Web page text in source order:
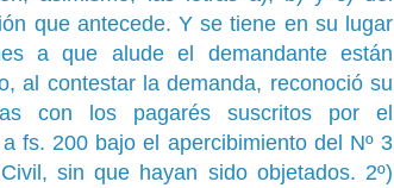
que antecede. Y se tiene en su lugar
a que alude el demandante están
al contestar la demanda, reconoció su
con los pagarés suscritos por el
fs. 200 bajo el apercibimiento del Nº 3
sin que hayan sido objetados. 2º)